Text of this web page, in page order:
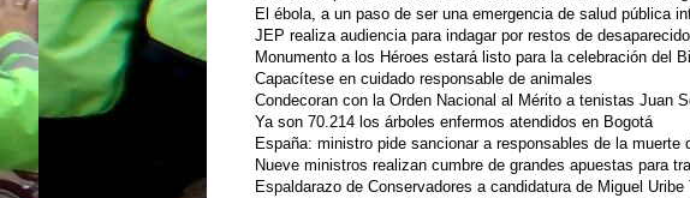
El ébola, a un paso de ser una emergencia de salud pública
JEP realiza audiencia para indagar por restos de
Monumento a los Héroes estará listo para la celebración del
Capacítese en cuidado responsable de animales
Condecoran con la Orden Nacional al Mérito a tenistas Juan
Ya son 70.214 los árboles enfermos atendidos en Bogotá
España: ministro pide sancionar a responsables de la muerte
Nueve ministros realizan cumbre de grandes apuestas para
Espaldarazo de Conservadores a candidatura de Miguel Uribe